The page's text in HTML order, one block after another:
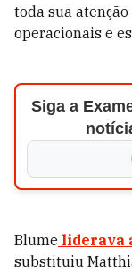
toda sua
operacionais e
Siga a
Blume liderava
substituiu